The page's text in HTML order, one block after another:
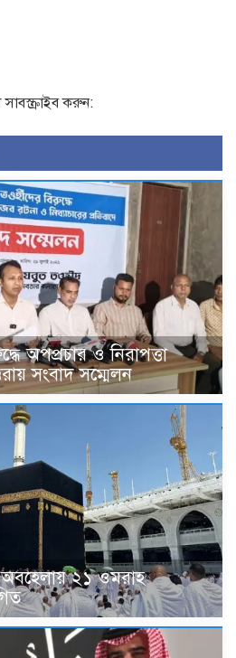
সাবস্ক্রাইব করুন:
অপপ্রচার ও নিরাপত্তা
সংবাদ সম্মেলন
২১ ওমরাহ